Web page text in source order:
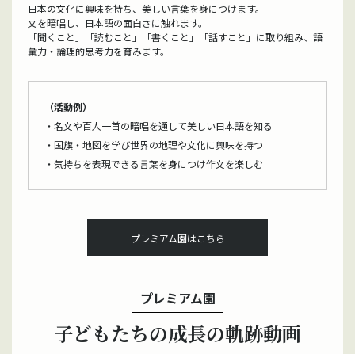
日本の文化に興味を持ち、美しい言葉を身につけます。
文を暗唱し、日本語の面白さに触れます。
「聞くこと」「読むこと」「書くこと」「話すこと」に取り組み、語
彙力・論理的思考力を育みます。
（活動例）
・名文や百人一首の暗唱を通して美しい日本語を知る
・国旗・地図を学び世界の地理や文化に興味を持つ
・気持ちを表現できる言葉を身につけ作文を楽しむ
プレミアム園はこちら
プレミアム園
子どもたちの成長の軌跡動画